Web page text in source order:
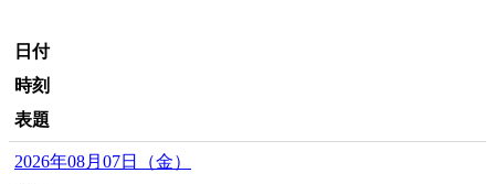
日付
時刻
表題
2026年08月07日（金）